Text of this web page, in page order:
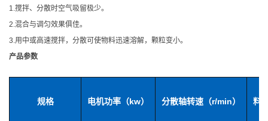
1.搅拌、分散时空气吸留极少。
2.混合与调匀效果俱佳。
3.用中或高速搅拌，分散可使物料迅速溶解，颗粒变小。
产品参数
规格 电机功率（kw） 分散轴转速（r/min） 料